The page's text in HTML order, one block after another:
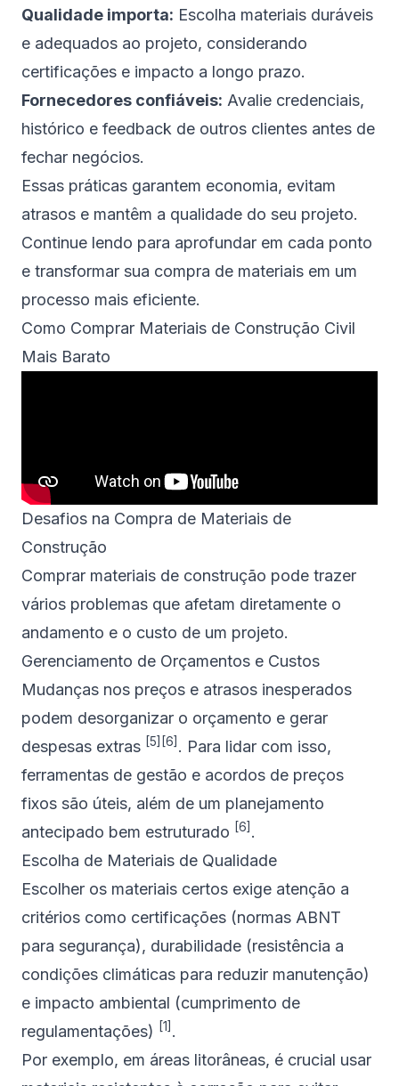
Qualidade importa: Escolha materiais duráveis
e adequados ao projeto, considerando
certificações e impacto a longo prazo.
Fornecedores confiáveis: Avalie credenciais,
histórico e feedback de outros clientes antes de
fechar negócios.
Essas práticas garantem economia, evitam
atrasos e mantêm a qualidade do seu projeto.
Continue lendo para aprofundar em cada ponto
e transformar sua compra de materiais em um
processo mais eficiente.
Como Comprar Materiais de Construção Civil
Mais Barato
Desafios na Compra de Materiais de
Construção
Comprar materiais de construção pode trazer
vários problemas que afetam diretamente o
andamento e o custo de um projeto.
Gerenciamento de Orçamentos e Custos
Mudanças nos preços e atrasos inesperados
podem desorganizar o orçamento e gerar
despesas extras [5] [6] . Para lidar com isso,
ferramentas de gestão e acordos de preços
fixos são úteis, além de um planejamento
antecipado bem estruturado [6] .
Escolha de Materiais de Qualidade
Escolher os materiais certos exige atenção a
critérios como certificações (normas ABNT
para segurança), durabilidade (resistência a
condições climáticas para reduzir manutenção)
e impacto ambiental (cumprimento de
regulamentações)
[1] .
Por exemplo, em áreas litorâneas, é crucial usar